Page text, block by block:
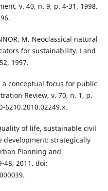
v. 40, n. 9, p. 4-31, 1998.
M. Neoclassical natural
for sustainability. Land
1997.
a conceptual focus for public
Review, v. 70, n. 1, p.
6210.2010.02249.x.
of life, sustainable civil
strategically
Planning and
48, 2011. doi: